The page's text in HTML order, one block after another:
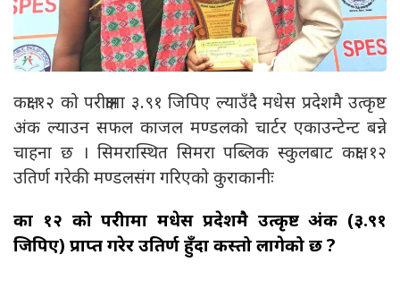
कक्षा १२ को परीक्षामा ३.९१ जिपिए ल्याउँदै मधेस प्रदेशमै उत्कृष्ट
अंक ल्याउन सफल काजल मण्डलको चार्टर एकाउन्टेन्ट बन्ने
चाहना छ । सिमरास्थित सिमरा पब्लिक स्कुलबाट कक्षा १२
उतिर्ण गरेकी मण्डलसंग गरिएको कुराकानीः
कक्षा १२ को परीक्षामा मधेस प्रदेशमै उत्कृष्ट अंक (३.९१
जिपिए) प्राप्त गरेर उतिर्ण हुँदा कस्तो लागेको छ ?